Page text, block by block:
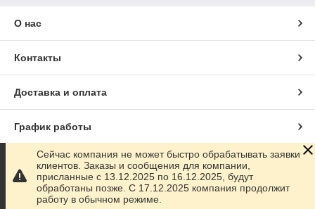
О нас
Контакты
Доставка и оплата
График работы
Полная версия сайта
Сайт создан на маркетплейсе
Сейчас компания не может быстро обрабатывать заявки
клиентов. Заказы и сообщения для компании,
присланные с 13.12.2025 по 16.12.2025, будут
обработаны позже. С 17.12.2025 компания продолжит
работу в обычном режиме.